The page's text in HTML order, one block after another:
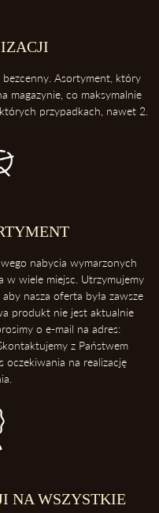
oraz kurzem.
samochodu. Soczewki
Asortyment, który
magazynie, co maksymalnie
przypadkach, nawet 2.
nabycia wymarzonych
w wiele miejsc. Utrzymujemy
nasza oferta była zawsze
produkt nie jest aktualnie
o e-mail na adres:
z Państwem
oczekiwania na realizację
NA WSZYSTKIE